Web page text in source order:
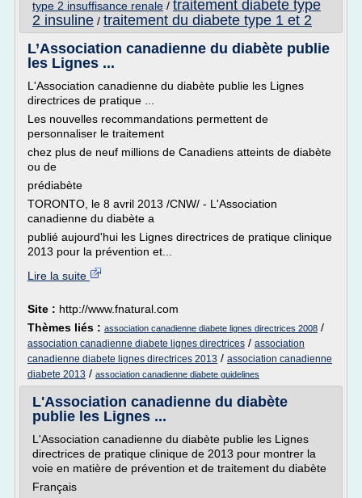
type 2 insuffisance renale / traitement diabete type
2 insuline / traitement du diabete type 1 et 2
L’Association canadienne du diabète publie
les Lignes ...
L'Association canadienne du diabète publie les Lignes
directrices de pratique ...
Les nouvelles recommandations permettent de
personnaliser le traitement
chez plus de neuf millions de Canadiens atteints de diabète
ou de
prédiabète
TORONTO, le 8 avril 2013 /CNW/ - L'Association
canadienne du diabète a
publié aujourd'hui les Lignes directrices de pratique clinique
2013 pour la prévention et...
Lire la suite
Site : http://www.fnatural.com
Thèmes liés : association canadienne diabete lignes directrices 2008 /
association canadienne diabete lignes directrices / association
canadienne diabete lignes directrices 2013 / association canadienne
diabete 2013 / association canadienne diabete guidelines
L'Association canadienne du diabète
publie les Lignes ...
L'Association canadienne du diabète publie les Lignes
directrices de pratique clinique de 2013 pour montrer la
voie en matière de prévention et de traitement du diabète
Français